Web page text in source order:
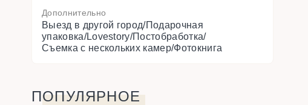
Дополнительно
Выезд в другой город/Подарочная
упаковка/Lovestory/Постобработка/
Съемка с нескольких камер/Фотокнига
ПОПУЛЯРНОЕ